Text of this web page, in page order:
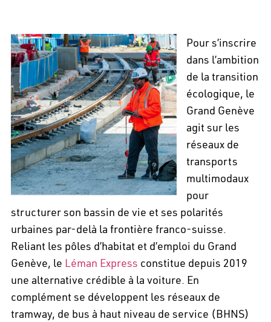
Pour s’inscrire
dans l’ambition
de la transition
écologique, le
Grand Genève
agit sur les
réseaux de
transports
multimodaux
pour
structurer son bassin de vie et ses polarités
urbaines par-delà la frontière franco-suisse.
Reliant les pôles d’habitat et d’emploi du Grand
Genève, le Léman Express constitue depuis 2019
une alternative crédible à la voiture. En
complément se développent les réseaux de
tramway, de bus à haut niveau de service (BHNS)